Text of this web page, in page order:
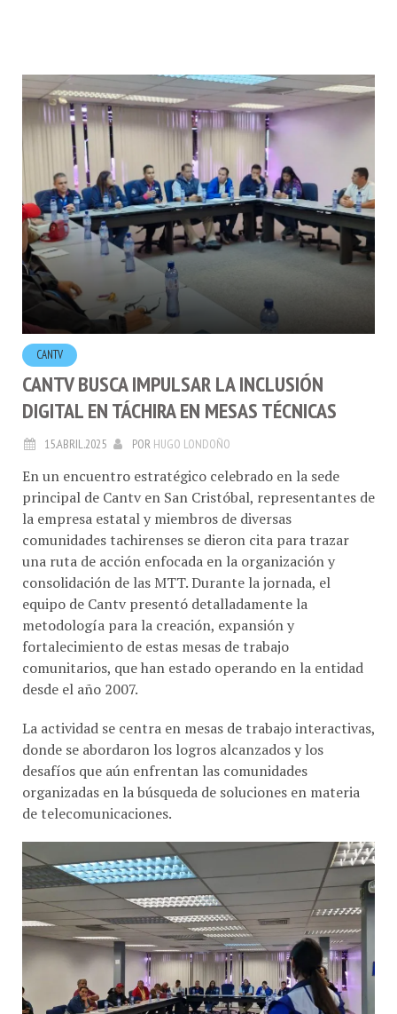
CANTV
CANTV BUSCA IMPULSAR LA INCLUSIÓN
DIGITAL EN TÁCHIRA EN MESAS TÉCNICAS
principal de Cantv en San Cristóbal, representantes de
la empresa estatal y miembros de diversas
comunidades tachirenses se dieron cita para trazar
una ruta de acción enfocada en la organización y
consolidación de las MTT. Durante la jornada, el
equipo de Cantv presentó detalladamente la
metodología para la creación, expansión y
fortalecimiento de estas mesas de trabajo
comunitarios, que han estado operando en la entidad
desde el año 2007.
donde se abordaron los logros alcanzados y los
desafíos que aún enfrentan las comunidades
organizadas en la búsqueda de soluciones en materia
de telecomunicaciones.